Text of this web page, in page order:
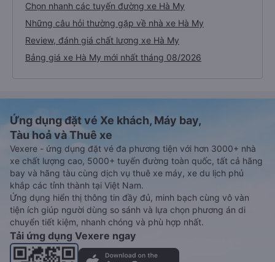
Chọn nhanh các tuyến đường xe Hà My
Những câu hỏi thường gặp về nhà xe Hà My
Review, đánh giá chất lượng xe Hà My
Bảng giá xe Hà My mới nhất tháng 08/2026
Ứng dụng đặt vé Xe khách, Máy bay,
Tàu hoả và Thuê xe
Vexere - ứng dụng đặt vé đa phương tiện với hơn 3000+ nhà
xe chất lượng cao, 5000+ tuyến đường toàn quốc, tất cả hãng
bay và hãng tàu cùng dịch vụ thuê xe máy, xe du lịch phủ
khắp các tỉnh thành tại Việt Nam.
Ứng dụng hiển thị thông tin đầy đủ, minh bạch cùng vô vàn
tiện ích giúp người dùng so sánh và lựa chọn phương án di
chuyển tiết kiệm, nhanh chóng và phù hợp nhất.
Tải ứng dụng Vexere ngay